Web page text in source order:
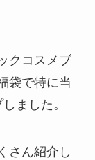
クコスメブ
袋で特に当
しました。
さん紹介 し